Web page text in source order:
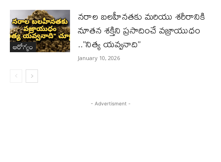
ఆరోగ్యం
నరాల బలహీనతకు మరియు శరీరానికి
నూతన శక్తిని ప్రసాదించే వజ్రాయుధం
..”నిత్య యవ్వనాది”
January 10, 2026
- Advertisment -